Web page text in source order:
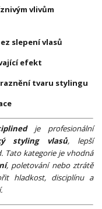
vlivům
slepení vlasů
efekt
tvaru stylingu
je profesionální
styling vlasů, lepší
Tato kategorie je vhodná
, poletování nebo ztrátě
hladkost, disciplínu a